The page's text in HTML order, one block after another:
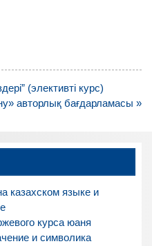
(элективті курс)
авторлық бағдарламасы »
казахском языке и
курса юаня
и символика